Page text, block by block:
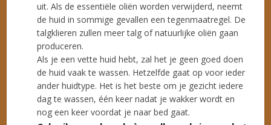
uit. Als de essentiële oliën worden verwijderd, neemt
de huid in sommige gevallen een tegenmaatregel. De
talgklieren zullen meer talg of natuurlijke oliën gaan
produceren.
Als je een vette huid hebt, zal het je geen goed doen
de huid vaak te wassen. Hetzelfde gaat op voor ieder
ander huidtype. Het is het beste om je gezicht iedere
dag te wassen, één keer nadat je wakker wordt en
nog een keer voordat je naar bed gaat.